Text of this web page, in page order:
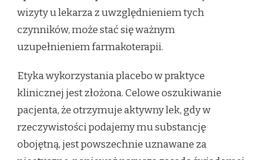
wizyty u lekarza z uwzględnieniem tych
czynników, może stać się ważnym
uzupełnieniem farmakoterapii.
Etyka wykorzystania placebo w praktyce
klinicznej jest złożona. Celowe oszukiwanie
pacjenta, że otrzymuje aktywny lek, gdy w
rzeczywistości podajemy mu substancję
obojętną, jest powszechnie uznawane za